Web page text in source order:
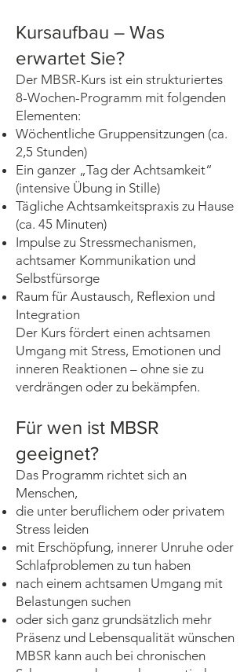
Kursaufbau – Was
erwartet Sie?
Der MBSR-Kurs ist ein strukturiertes
8-Wochen-Programm mit folgenden
Elementen:
Wöchentliche Gruppensitzungen (ca.
2,5 Stunden)
Ein ganzer „Tag der Achtsamkeit“
(intensive Übung in Stille)
Tägliche Achtsamkeitspraxis zu Hause
(ca. 45 Minuten)
Impulse zu Stressmechanismen,
achtsamer Kommunikation und
Selbstfürsorge
Raum für Austausch, Reflexion und
Integration
Der Kurs fördert einen achtsamen
Umgang mit Stress, Emotionen und
inneren Reaktionen – ohne sie zu
verdrängen oder zu bekämpfen.
Für wen ist MBSR
geeignet?
Das Programm richtet sich an
Menschen,
die unter beruflichem oder privatem
Stress leiden
mit Erschöpfung, innerer Unruhe oder
Schlafproblemen zu tun haben
nach einem achtsamen Umgang mit
Belastungen suchen
oder sich ganz grundsätzlich mehr
Präsenz und Lebensqualität wünschen
MBSR kann auch bei chronischen